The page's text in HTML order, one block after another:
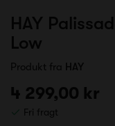
HAY
Low
Produkt fra HAY
4 299,00 kr
Fri fragt